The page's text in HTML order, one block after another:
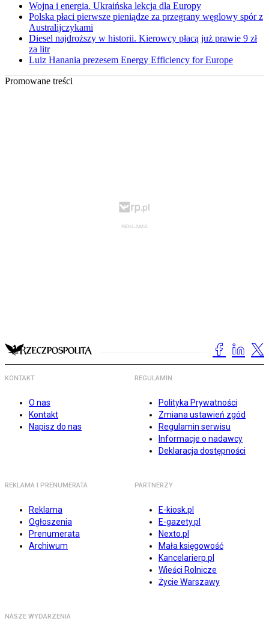
Wojna i energia. Ukraińska lekcja dla Europy
Polska płaci pierwsze pieniądze za przegrany węglowy spór z
Australijczykami
Diesel najdroższy w historii. Kierowcy płacą już prawie 9 zł
za litr
Luiz Hanania prezesem Energy Efficiency for Europe
Promowane treści
KONTAKT
O nas
Kontakt
Napisz do nas
REGULAMIN
Polityka Prywatności
Zmiana ustawień zgód
Regulamin serwisu
Informacje o nadawcy
Deklaracja dostępności
REKLAMA I PRENUMERATA
Reklama
Ogłoszenia
Prenumerata
Archiwum
PARTNERZY
E-kiosk.pl
E-gazety.pl
Nexto.pl
Mała księgowość
Kancelarierp.pl
Wieści Rolnicze
Życie Warszawy
NASZE WYDARZENIA